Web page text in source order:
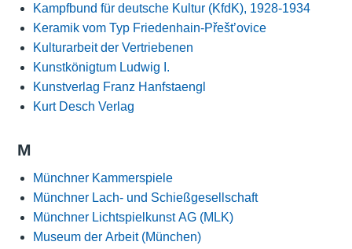
Kampfbund für deutsche Kultur (KfdK), 1928-1934
Keramik vom Typ Friedenhain-Přešt’ovice
Kulturarbeit der Vertriebenen
Kunstkönigtum Ludwig I.
Kunstverlag Franz Hanfstaengl
Kurt Desch Verlag
M
Münchner Kammerspiele
Münchner Lach- und Schießgesellschaft
Münchner Lichtspielkunst AG (MLK)
Museum der Arbeit (München)